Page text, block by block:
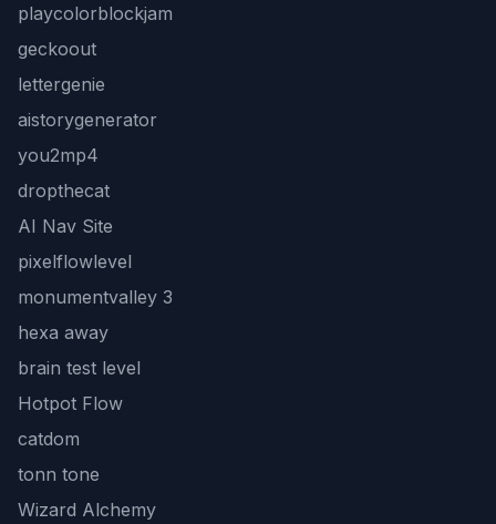
playcolorblockjam
geckoout
lettergenie
aistorygenerator
you2mp4
dropthecat
AI Nav Site
pixelflowlevel
monumentvalley 3
hexa away
brain test level
Hotpot Flow
catdom
tonn tone
Wizard Alchemy